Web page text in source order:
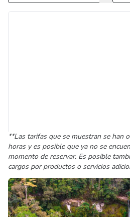
**Las tarifas que se muestran se han
horas y es posible que ya no se
momento de reservar. Es posible
cargos por productos o servicios